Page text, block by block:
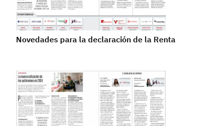
Novedades para la declaración de la Renta